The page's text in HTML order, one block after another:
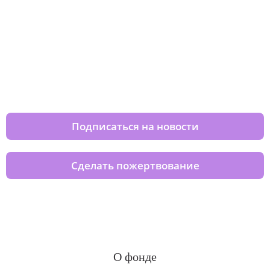
Подписаться на новости
Сделать пожертвование
О фонде